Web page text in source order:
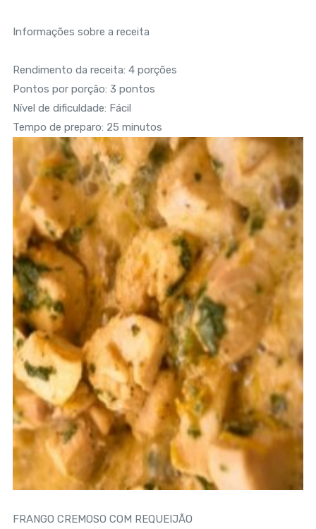
Informações sobre a receita
Rendimento da receita: 4 porções
Pontos por porção: 3 pontos
Nível de dificuldade: Fácil
Tempo de preparo: 25 minutos
FRANGO CREMOSO COM REQUEIJÃO